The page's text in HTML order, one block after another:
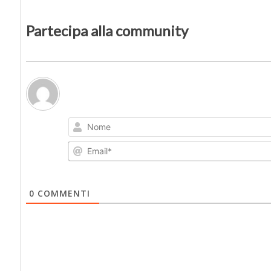
Partecipa alla community
0 COMMENTI